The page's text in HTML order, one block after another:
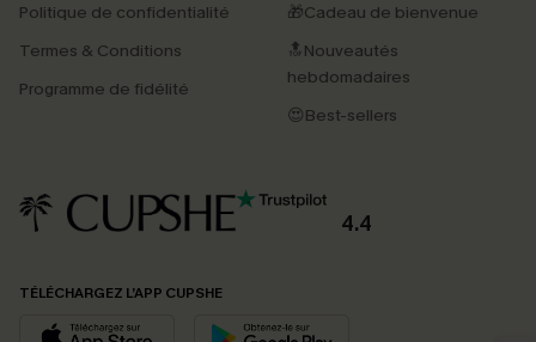
Politique de confidentialité
Termes & Conditions
Programme de fidélité
🎁Cadeau de bienvenue
🔝Nouveautés
hebdomadaires
😍Best-sellers
4.4
TÉLÉCHARGEZ L’APP CUPSHE
PROFITEZ DE -15%